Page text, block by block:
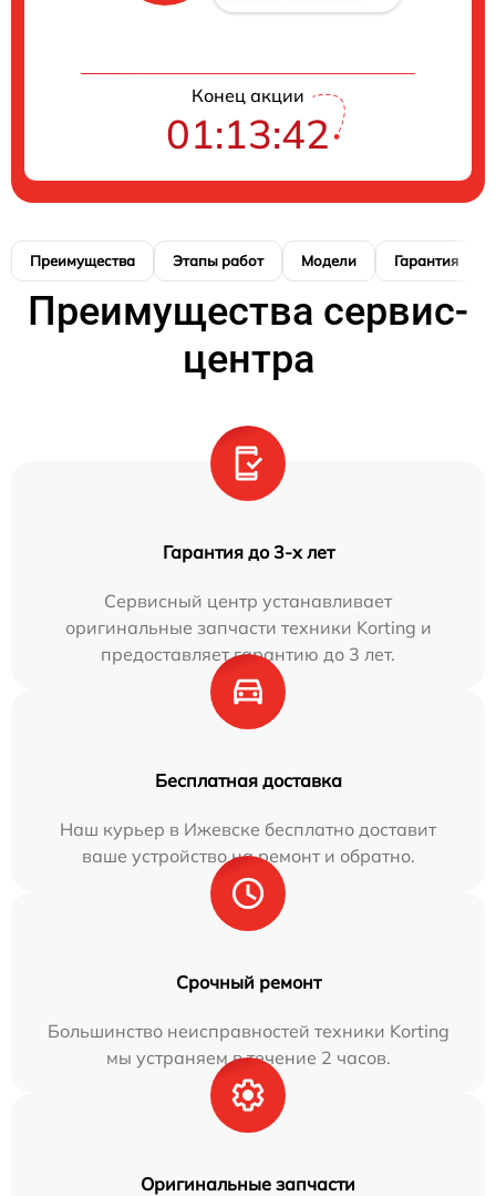
Конец акции
01:13:41
Преимущества Этапы работ Модели Гарантия
Преимущества сервис-
центра
Гарантия до 3-х лет
Сервисный центр устанавливает
оригинальные запчасти техники Korting и
предоставляет гарантию до 3 лет.
Бесплатная доставка
Наш курьер в Ижевске бесплатно доставит
ваше устройство на ремонт и обратно.
Срочный ремонт
Большинство неисправностей техники Korting
мы устраняем в течение 2 часов.
Оригинальные запчасти